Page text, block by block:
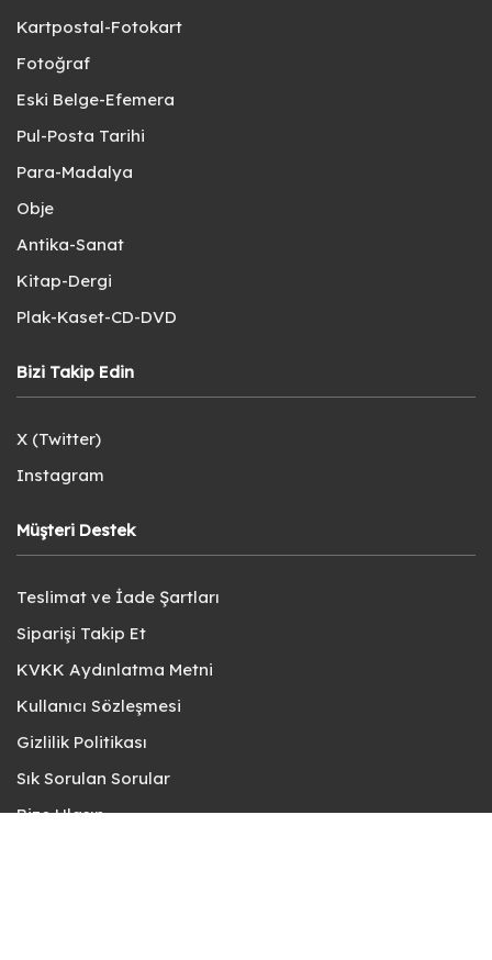
Kartpostal-Fotokart
Fotoğraf
Eski Belge-Efemera
Pul-Posta Tarihi
Para-Madalya
Obje
Antika-Sanat
Kitap-Dergi
Plak-Kaset-CD-DVD
Bizi Takip Edin
X (Twitter)
Instagram
Müşteri Destek
Teslimat ve İade Şartları
Siparişi Takip Et
KVKK Aydınlatma Metni
Kullanıcı Sözleşmesi
Gizlilik Politikası
Sık Sorulan Sorular
Bize Ulaşın